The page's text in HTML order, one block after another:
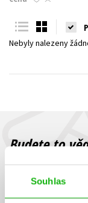
Souhlas
Young adult (SK)
Nebyly nalezeny
Budete to
Zajímá Vás, jaký
sleva, jaká běží